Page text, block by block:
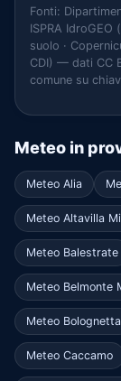
Fonti:
ISPRA IdroGEO
suolo ·
CDI) — dati CC
comune su
Meteo in
Meteo Alia
Meteo Altavilla
Meteo Balestrate
Meteo Belmonte
Meteo Bolognetta
Meteo Caccamo